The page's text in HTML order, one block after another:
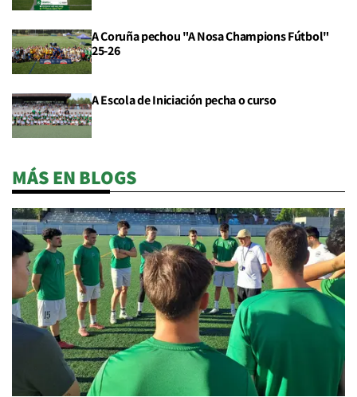
A Coruña pechou "A Nosa Champions Fútbol"
25-26
A Escola de Iniciación pecha o curso
MÁS EN BLOGS